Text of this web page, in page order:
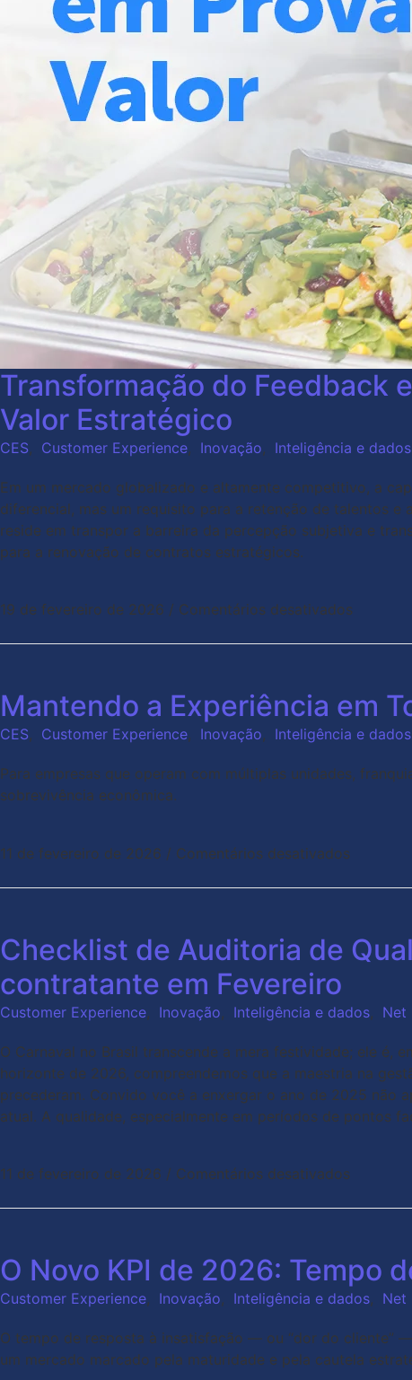
Transformação do Feedback
Valor Estratégico
CES, Customer Experience, Inovação, Inteligência e dados
Em um mercado globalizado e altamente competitivo, a
diferencial, mas um requisito para a retenção de talentos
reside em transpor a barreira da percepção subjetiva e
para a renovação de contratos estratégicos.
19 de fevereiro de 2026 / Comentários desativados
Mantendo a Experiência em
CES, Customer Experience, Inovação, Inteligência e dados
Para empresas que operam com múltiplas unidades,
sobrevivência econômica.
11 de fevereiro de 2026 / Comentários desativados
Checklist de Auditoria de
contratante em Fevereiro
Customer Experience, Inovação, Inteligência e dados, Net
O Carnaval no Brasil transcende a mera festividade; ele é,
horizonte de 2026, compreendemos que a maestria na
precederam. Convido você a enxergar o ano de 2025 não
atual. A qualidade, especialmente em períodos de pontos
11 de fevereiro de 2026 / Comentários desativados
O Novo KPI de 2026: Tempo
Customer Experience, Inovação, Inteligência e dados, Net
O tempo de resposta à insatisfação — ou “dor do cliente”
um mercado marcado pela maturidade e pela cautela